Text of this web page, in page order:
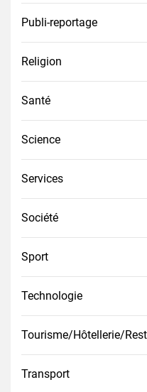
Publi-reportage
Religion
Santé
Science
Services
Société
Sport
Technologie
Tourisme/Hôtellerie/
Transport